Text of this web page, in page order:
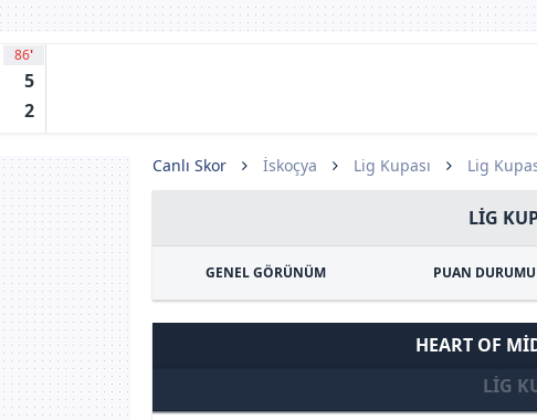
86'
5
2
Canlı Skor İskoçya Lig Kupası Lig
LIG
GENEL GÖRÜNÜM PUAN DURUMU
HEART OF
LIG